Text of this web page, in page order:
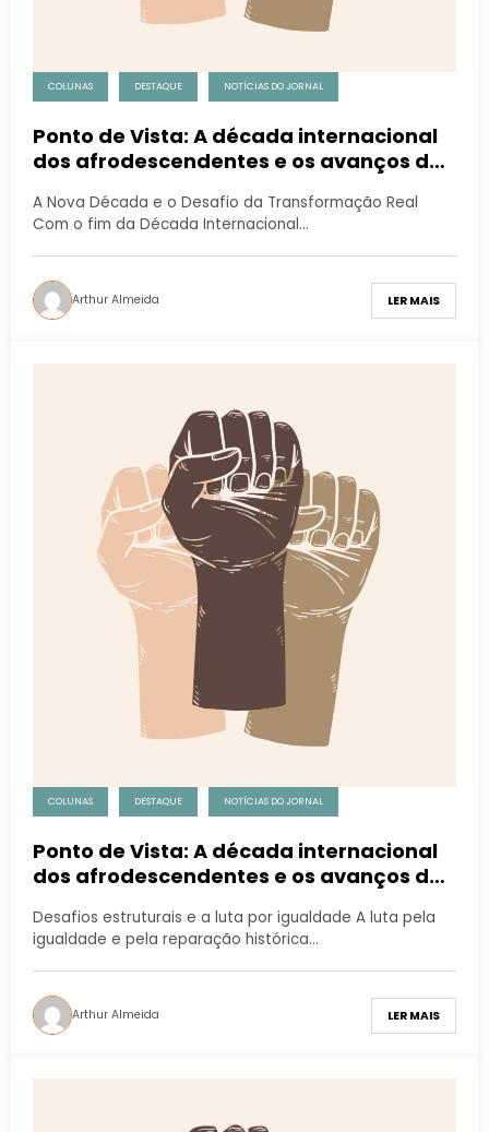
COLUNAS DESTAQUE NOTÍCIAS DO JORNAL
Ponto de Vista: A década internacional
dos afrodescendentes e os avanços de
A Nova Década e o Desafio da Transformação Real
Com o fim da Década Internacional…
Arthur Almeida LER MAIS
COLUNAS DESTAQUE NOTÍCIAS DO JORNAL
Ponto de Vista: A década internacional
dos afrodescendentes e os avanços de
Desafios estruturais e a luta por igualdade A luta pela
igualdade e pela reparação histórica…
Arthur Almeida LER MAIS